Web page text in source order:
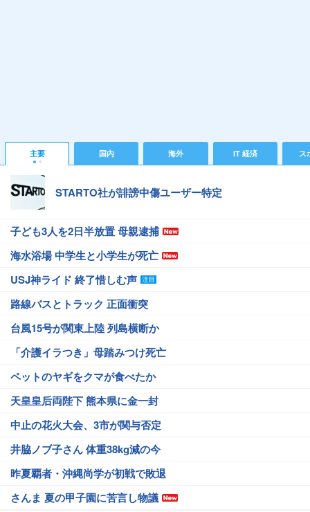
主要 国内 海外 IT 経済 ス
STARTO社が誹謗中傷ユーザー特定
子ども3人を2日半放置 母親逮捕
海水浴場 中学生と小学生が死亡
USJ神ライド 終了惜しむ声
路線バスとトラック 正面衝突
台風15号が関東上陸 列島横断か
「介護イラつき」母踏みつけ死亡
ペットのヤギをクマが食べたか
天皇皇后両陛下 熊本県に金一封
中止の花火大会、3市が関与否定
井脇ノブ子さん 体重38kg減の今
昨夏覇者・沖縄尚学が初戦で敗退
さんま 夏の甲子園に苦言し物議